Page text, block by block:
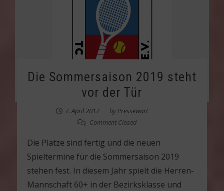
Die Sommersaison 2019 steht
vor der Tür
7. April 2017 by Pressewart
Comment Closed
Die Plätze sind fertig und die neuen
Spieltermine für die Sommersaison 2019
stehen fest. In diesem Jahr spielt die Herren-
Mannschaft 60+ in der Bezirksklasse und